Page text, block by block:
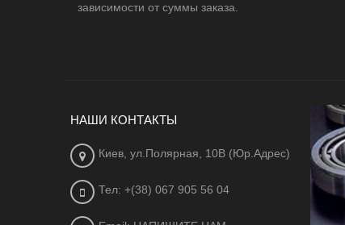
зависимости от суммы заказа.
НАШИ КОНТАКТЫ
Киев, ул.Полярная, 10В (Юр.Адрес)
Тел: +(38) 067 905 56 04